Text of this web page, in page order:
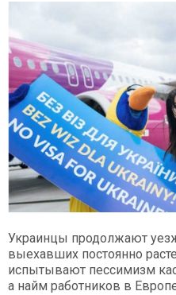
Украинцы продолжают
выехавших постоянно
испытывают пессимизм
а найм работников в